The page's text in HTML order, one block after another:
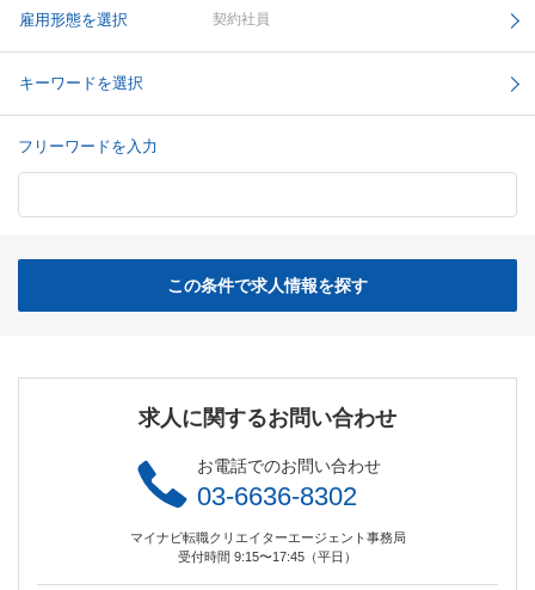
雇用形態を選択 契約社員
キーワードを選択
フリーワードを入力
この条件で求人情報を探す
求人に関するお問い合わせ
お電話でのお問い合わせ
03-6636-8302
マイナビ転職クリエイターエージェント事務局
受付時間 9:15〜17:45（平日）